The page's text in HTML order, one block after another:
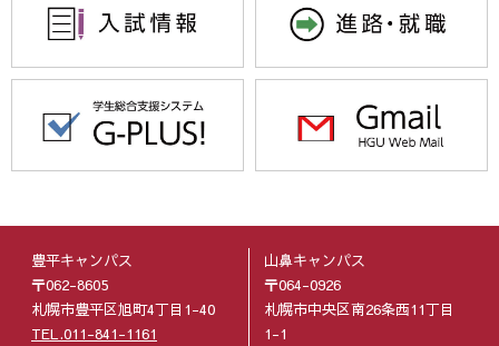
豊平キャンパス
〒062-8605
札幌市豊平区旭町4丁目1-40
TEL.011-841-1161
山鼻キャンパス
〒064-0926
札幌市中央区南26条西11丁目
1-1